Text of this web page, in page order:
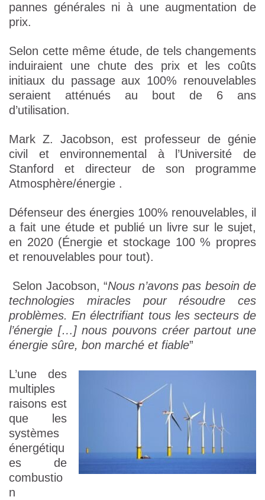
pannes générales ni à une augmentation de
prix.
Selon cette même étude, de tels changements
induiraient une chute des prix et les coûts
initiaux du passage aux 100% renouvelables
seraient atténués au bout de 6 ans
d’utilisation.
Mark Z. Jacobson, est professeur de génie
civil et environnemental à l’Université de
Stanford et directeur de son programme
Atmosphère/énergie .
Défenseur des énergies 100% renouvelables, il
a fait une étude et publié un livre sur le sujet,
en 2020 (Énergie et stockage 100 % propres
et renouvelables pour tout).
Selon Jacobson, “Nous n’avons pas besoin de
technologies miracles pour résoudre ces
problèmes. En électrifiant tous les secteurs de
l’énergie […] nous pouvons créer partout une
énergie sûre, bon marché et fiable”
L’une des
multiples
raisons est
que les
systèmes
énergétiqu
es de
combustio
n